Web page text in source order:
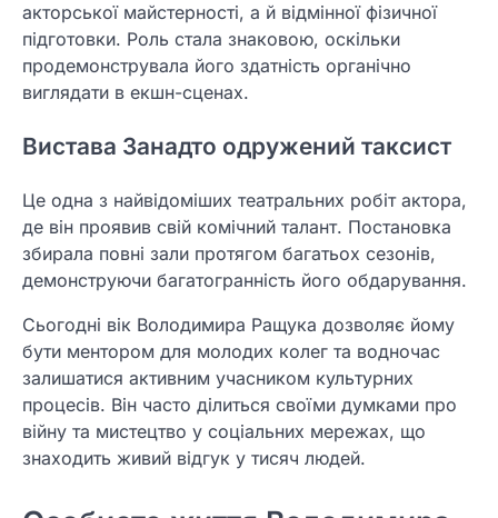
акторської майстерності, а й відмінної фізичної
підготовки. Роль стала знаковою, оскільки
продемонструвала його здатність органічно
виглядати в екшн-сценах.
Вистава Занадто одружений таксист
Це одна з найвідоміших театральних робіт актора,
де він проявив свій комічний талант. Постановка
збирала повні зали протягом багатьох сезонів,
демонструючи багатогранність його обдарування.
Сьогодні вік Володимира Ращука дозволяє йому
бути ментором для молодих колег та водночас
залишатися активним учасником культурних
процесів. Він часто ділиться своїми думками про
війну та мистецтво у соціальних мережах, що
знаходить живий відгук у тисяч людей.